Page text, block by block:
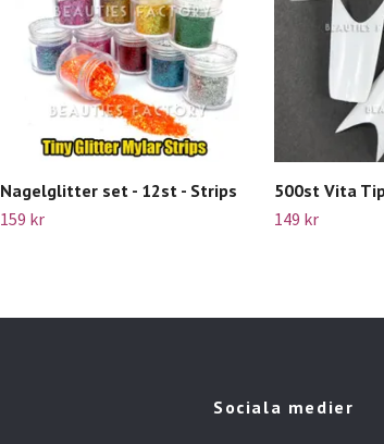
Nagelglitter set - 12st - Strips
159 kr
500st Vita
149 kr
Sociala medier